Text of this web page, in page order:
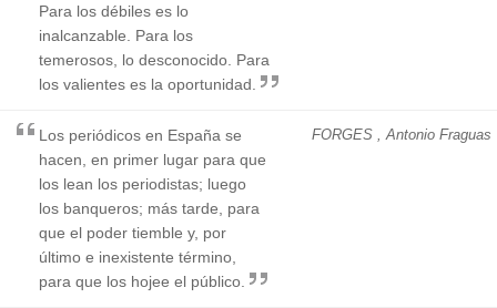
Para los débiles es lo
inalcanzable. Para los
temerosos, lo desconocido. Para
los valientes es la oportunidad.
FORGES , Antonio Fraguas
Los periódicos en España se
hacen, en primer lugar para que
los lean los periodistas; luego
los banqueros; más tarde, para
que el poder tiemble y, por
último e inexistente término,
para que los hojee el público.